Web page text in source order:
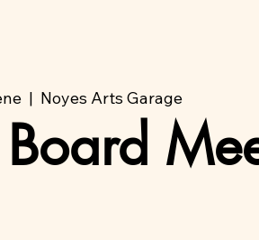
  |
Noyes Arts Garage